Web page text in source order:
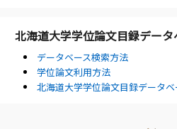
北海道大学学位論文目録データ
データベース検索方法
学位論文利用方法
北海道大学学位論文目録データ